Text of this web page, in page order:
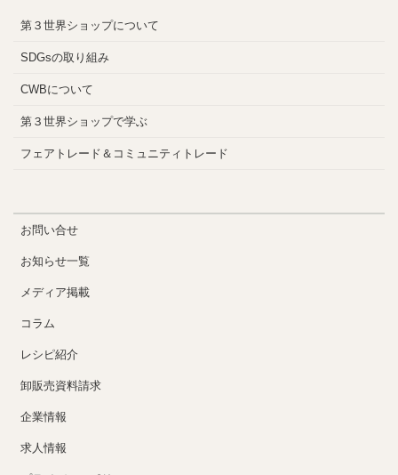
第３世界ショップについて
SDGsの取り組み
CWBについて
第３世界ショップで学ぶ
フェアトレード＆コミュニティトレード
お問い合せ
お知らせ一覧
メディア掲載
コラム
レシピ紹介
卸販売資料請求
企業情報
求人情報